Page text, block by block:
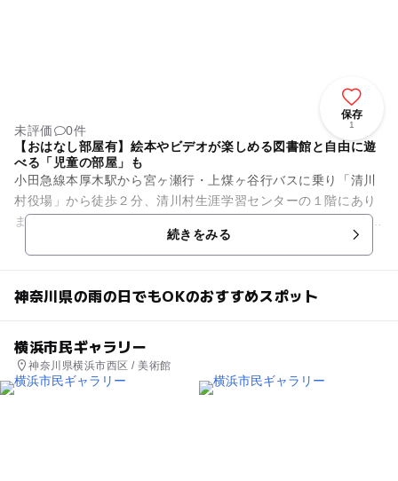
保存
1
未評価
0件
【おはなし部屋有】絵本やビデオが楽しめる図書館と自由に遊
べる「児童の部屋」も
小田急線本厚木駅から宮ヶ瀬行・上煤ヶ谷行バスに乗り「清川
村役場」から徒歩２分、清川村生涯学習センターの１階にあり
ます。無料駐車場は38台分（うち障がい者用３台）です。 図書
続きをみる
神奈川県の雨の日でもOKのおすすめスポット
横浜市民ギャラリー
神奈川県横浜市西区 / 美術館